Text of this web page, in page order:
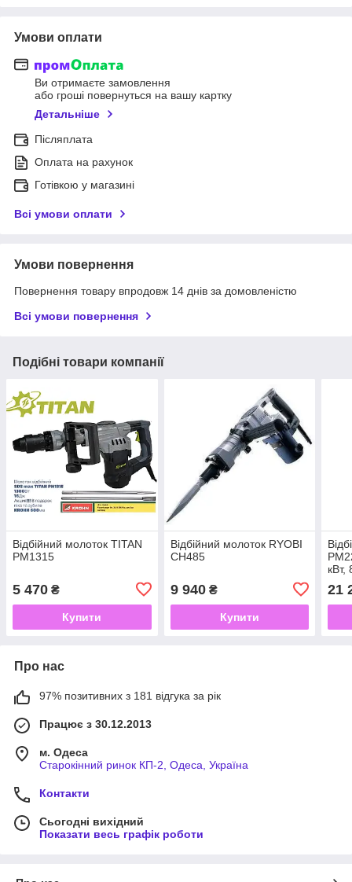
Умови оплати
Ви отримаєте замовлення
або гроші повернуться на вашу картку
Детальніше
Післяплата
Оплата на рахунок
Готівкою у магазині
Всі умови оплати
Умови повернення
Повернення товару впродовж 14 днів за домовленістю
Всі умови повернення
Подібні товари компанії
Відбійний молоток TITAN
PM1315
5 470 ₴
Купити
Відбійний молоток RYOBI
CH485
9 940₴
Купити
кВт,
21
Про нас
97% позитивних з 181 відгука за рік
Працює з 30.12.2013
м. Одеса
Старокінний ринок КП-2, Одеса, Україна
Контакти
Сьогодні вихідний
Показати весь графік роботи